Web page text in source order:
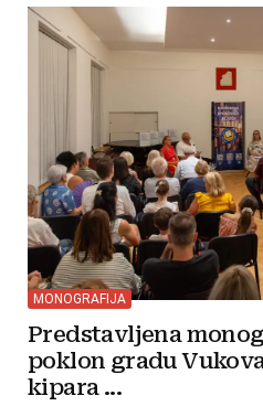
MONOGRAFIJA
Predstavljena
poklon gradu
kipara ...